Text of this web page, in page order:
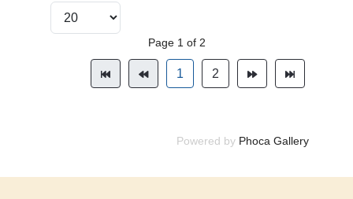
Page 1 of 2
1 2
Powered by Phoca Gallery